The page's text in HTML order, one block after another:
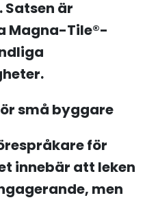
är
Magna-Tile®-
små byggare
för
innebär att leken
men